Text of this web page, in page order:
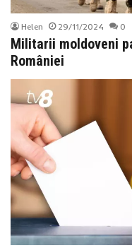
Helen 29/11/2024 0
Militarii moldoveni
României